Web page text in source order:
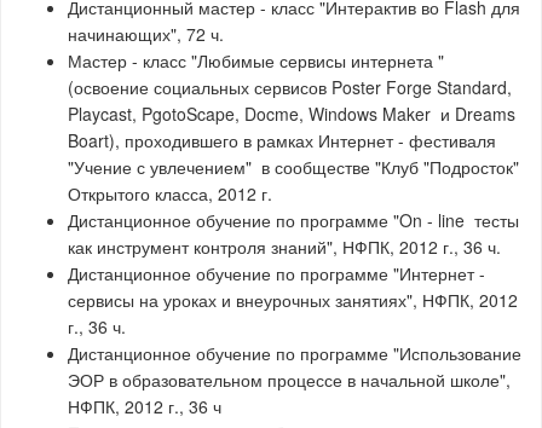
Дистанционный мастер - класс "Интерактив во Flash для
начинающих", 72 ч.
Мастер - класс "Любимые сервисы интернета "
(освоение социальных сервисов Poster Forge Standard,
Playcast, PgotoScape, Docme, Windows Maker и Dreams
Boart), проходившего в рамках Интернет - фестиваля
"Учение с увлечением" в сообществе "Клуб "Подросток"
Открытого класса, 2012 г.
Дистанционное обучение по программе "On - line тесты
как инструмент контроля знаний", НФПК, 2012 г., 36 ч.
Дистанционное обучение по программе "Интернет -
сервисы на уроках и внеурочных занятиях", НФПК, 2012
г., 36 ч.
Дистанционное обучение по программе "Использование
ЭОР в образовательном процессе в начальной школе",
НФПК, 2012 г., 36 ч